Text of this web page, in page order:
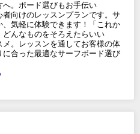
。ボード選びもお手伝い
向けのレッスンプランです。サ
気軽に体験できます！「これか
んなものをそろえたらいい
。レッスンを通してお客様の体
合った最適なサーフボード選び